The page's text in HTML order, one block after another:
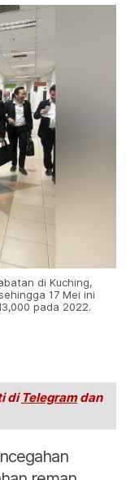
di Kuching,
17 Mei ini
pada 2022.
di Telegramdan